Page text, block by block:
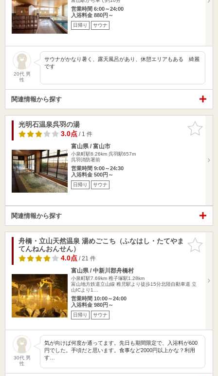
営業時間 6:00～24:00
入浴料金 880円～
日帰り サウナ
20代 男
性
サウナがかなり暑く、露天風呂があり、休憩エリアもある 綺麗
です
関連情報から探す
お気に入
りに追加
光明石温泉呉羽の湯
3.0点/ 1 件
富山県 / 富山市
小泉町駅6.26km 呉羽駅657m
呉羽消防署前
営業時間 9:00～24:30
入浴料金 500円～
日帰り サウナ
関連情報から探す
お気に入
りに追加
舟橋・立山天然温泉 湯めごこち（ふなはし・たてやま
てんねんおんせん）
4.0点/ 21 件
富山県 / 中新川郡舟橋村
小泉町駅7.69km 稚子塚駅1.28km
富山地方鉄道立山線 稚児駅より徒歩15分北陸自動車道 立
山ICより1…
営業時間 10:00～24:00
入浴料金 980円～
日帰り サウナ
30代 男
性
気が向けば何度か通ってます。先日も期間限定で、入浴料が600
円でした。手頃だと思います。食事など2000円以上かな？利用
す…